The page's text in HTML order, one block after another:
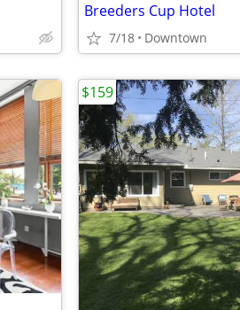
Breeders Cup Hotel
7/18 Downtown
$159